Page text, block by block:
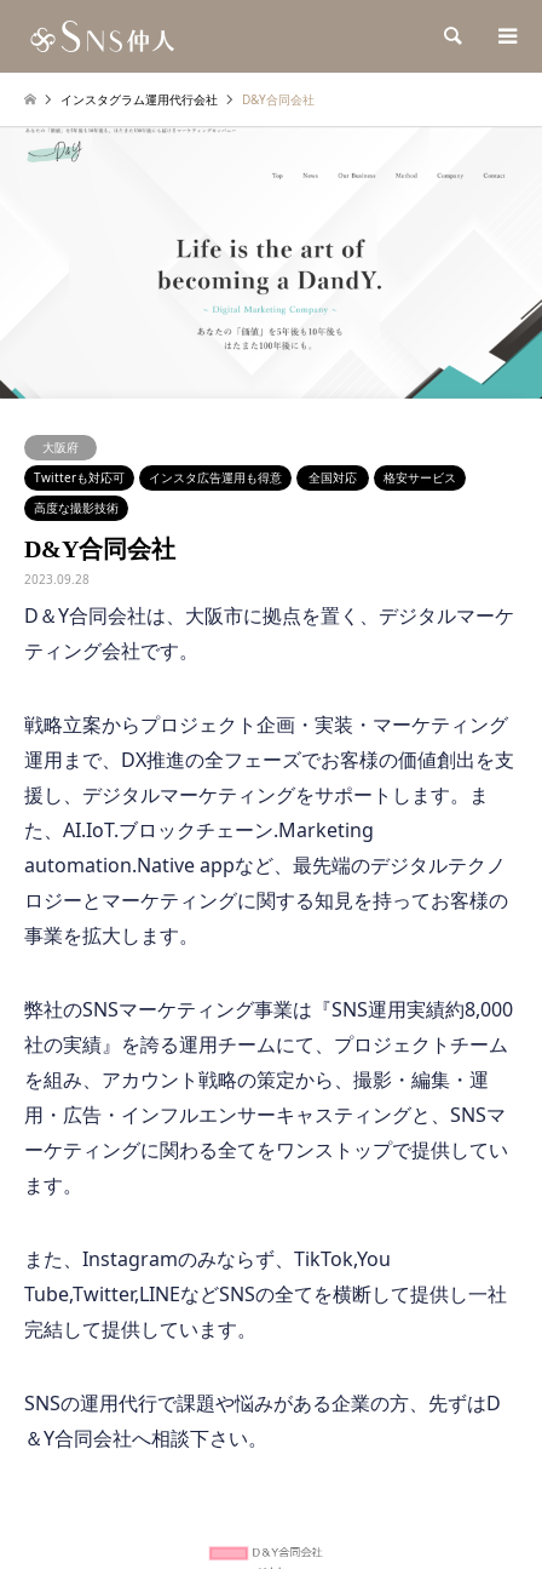
検索
インスタグラム運用代行会社 D&Y合同会社
大阪府
Twitterも対応可
インスタ広告運用も得意 全国対応
格安サービス
高度な撮影技術
D&Y合同会社
2023.09.28
D＆Y合同会社は、大阪市に拠点を置く、デジタルマーケ
ティング会社です。
戦略立案からプロジェクト企画・実装・マーケティング
運用まで、DX推進の全フェーズでお客様の価値創出を支
援し、デジタルマーケティングをサポートします。ま
た、AI.IoT.ブロックチェーン.Marketing
automation.Native appなど、最先端のデジタルテクノ
ロジーとマーケティングに関する知見を持ってお客様の
事業を拡大します。
弊社のSNSマーケティング事業は『SNS運用実績約8,000
社の実績』を誇る運用チームにて、プロジェクトチーム
を組み、アカウント戦略の策定から、撮影・編集・運
用・広告・インフルエンサーキャスティングと、SNSマ
ーケティングに関わる全てをワンストップで提供してい
ます。
また、Instagramのみならず、TikTok,You
Tube,Twitter,LINEなどSNSの全てを横断して提供し一社
完結して提供しています。
SNSの運用代行で課題や悩みがある企業の方、先ずはD
＆Y合同会社へ相談下さい。